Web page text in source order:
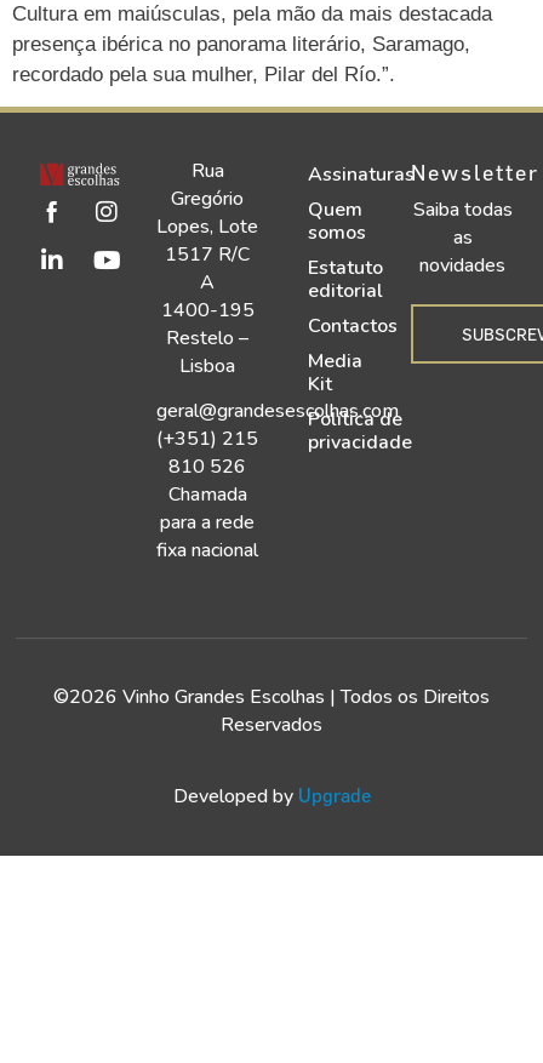
Cultura em maiúsculas, pela mão da mais destacada
presença ibérica no panorama literário, Saramago,
recordado pela sua mulher, Pilar del Río.”.
Rua
Gregório
Lopes, Lote
1517 R/C
A
1400-195
Restelo –
Lisboa
geral@grandesescolhas.com
(+351) 215
810 526
Chamada
para a rede
fixa nacional
Assinaturas
Quem
somos
Estatuto
editorial
Contactos
Media
Kit
Política de
privacidade
Newsletter
Saiba todas
as
novidades
©2026 Vinho Grandes Escolhas | Todos os Direitos
Reservados
Developed by Upgrade